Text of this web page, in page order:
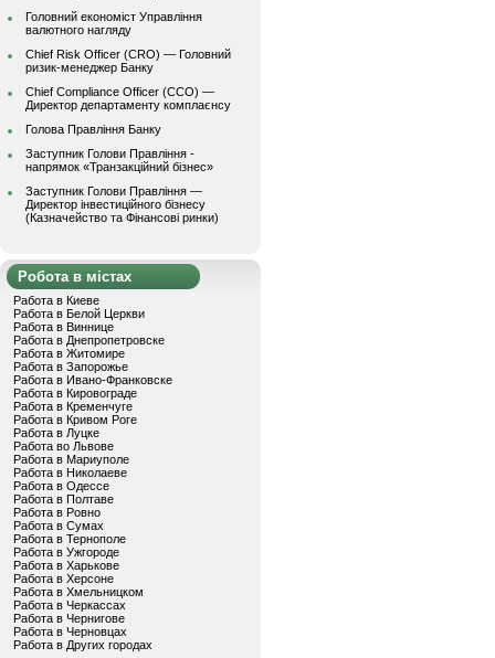
Головний економіст Управління
валютного нагляду
Chief Risk Officer (CRO) — Головний
ризик-менеджер Банку
Chief Compliance Officer (CCO) —
Директор департаменту комплаєнсу
Голова Правління Банку
Заступник Голови Правління -
напрямок «Транзакційний бізнес»
Заступник Голови Правління —
Директор інвестиційного бізнесу
(Казначейство та Фінансові ринки)
Робота в містах
Работа в Киеве
Работа в Белой Церкви
Работа в Виннице
Работа в Днепропетровске
Работа в Житомире
Работа в Запорожье
Работа в Ивано-Франковске
Работа в Кировограде
Работа в Кременчуге
Работа в Кривом Роге
Работа в Луцке
Работа во Львове
Работа в Мариуполе
Работа в Николаеве
Работа в Одессе
Работа в Полтаве
Работа в Ровно
Работа в Сумах
Работа в Тернополе
Работа в Ужгороде
Работа в Харькове
Работа в Херсоне
Работа в Хмельницком
Работа в Черкассах
Работа в Чернигове
Работа в Черновцах
Работа в Других городах